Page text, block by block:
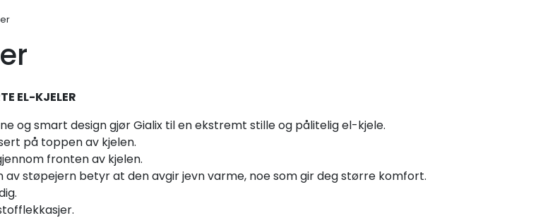
EL-KJELER
og smart design gjør Gialix til en ekstremt stille og pålitelig el-kjele.
på toppen av kjelen.
fronten av kjelen.
av støpejern betyr at den avgir jevn varme, noe som gir deg større komfort.